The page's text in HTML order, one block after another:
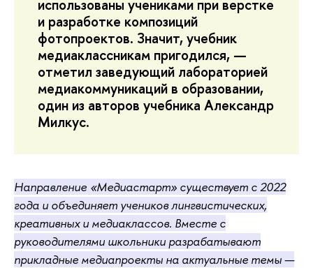
использованы учениками при верстке
и разработке композиций
фотопроектов. Значит, учебник
медиаклассникам пригодился, —
отметил заведующий лабораторией
медиакоммуникаций в образовании,
один из авторов учебника Александр
Милкус.
Направление «Медиастарт» существует с 2022
года и объединяет учеников лингвистических,
креативных и медиаклассов. Вместе с
руководителями школьники разрабатывают
прикладные медиапроекты на актуальные темы —